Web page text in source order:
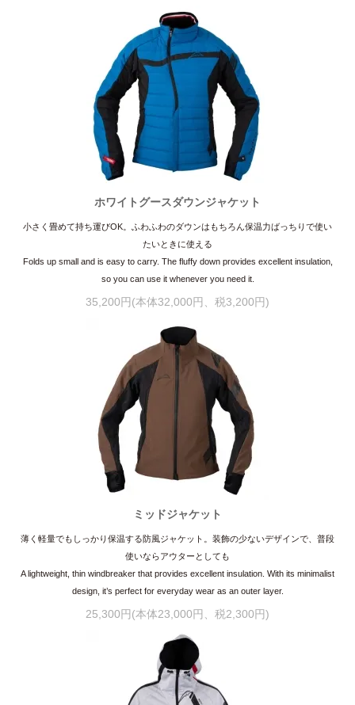
ホワイトグースダウンジャケット
小さく畳めて持ち運びOK。ふわふわのダウンはもちろん保温力ばっちりで使い
たいときに使える
Folds up small and is easy to carry. The fluffy down provides excellent insulation,
so you can use it whenever you need it.
35,200円(本体32,000円、税3,200円)
ミッドジャケット
薄く軽量でもしっかり保温する防風ジャケット。装飾の少ないデザインで、普段
使いならアウターとしても
A lightweight, thin windbreaker that provides excellent insulation. With its minimalist
design, it’s perfect for everyday wear as an outer layer.
25,300円(本体23,000円、税2,300円)